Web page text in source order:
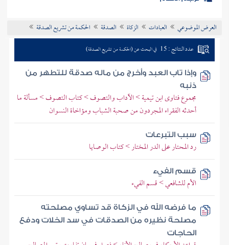
موضوعي
تراجم الأعلام
العرض الموضوعي العبادات الزكاة الصدقة الحكمة من تشريع الصدقة
عدد النتائج : 15 في البحث عن (الحكمة من تشريع الصدقة)
وإذا تاب العبد وأخرج من ماله صدقة للتطهر من
ذنبه
مجموع فتاوى ابن تيمية > الآداب والتصوف > كتاب التصوف > مسألة ما
أحدثه الفقراء المجردون من صحبة الشباب ومؤاخاة النسوان
سبب التبرعات
رد المحتار على الدر المختار > كتاب الوصايا
قسم الفيء
الأم للشافعي > قسم الفيء
ما فرضه الله في الزكاة قد تساوي مصلحته
مصلحة نظيره من الصدقات في سد الخلات ودفع
الحاجات